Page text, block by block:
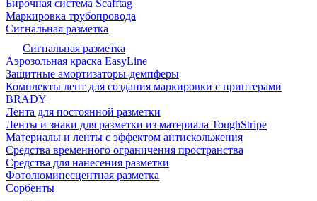
Бирочная система Scafftag
Маркировка трубопровода
Сигнальная разметка
Сигнальная разметка
Аэрозольная краска EasyLine
Защитные амортизаторы-демпферы
Комплекты лент для создания маркировки с принтерами
BRADY
Лента для постоянной разметки
Ленты и знаки для разметки из материала ToughStripe
Материалы и ленты с эффектом антискольжения
Средства временного ограничения пространства
Средства для нанесения разметки
Фотолюминесцентная разметка
Сорбенты